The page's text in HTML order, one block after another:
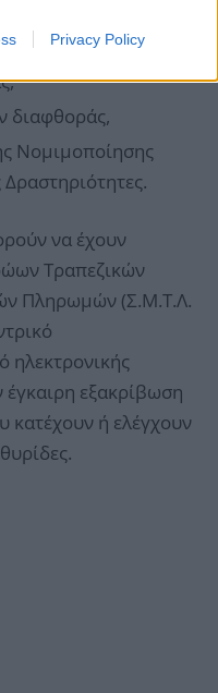
Privacy Policy
του e-ΕΦΚΑ,
διαφθοράς,
Νομιμοποίησης
να έχουν
Τραπεζικών
Πληρωμών (Σ.Μ.Τ.Λ.
ηλεκτρονικής
εξακρίβωση
ή ελέγχουν